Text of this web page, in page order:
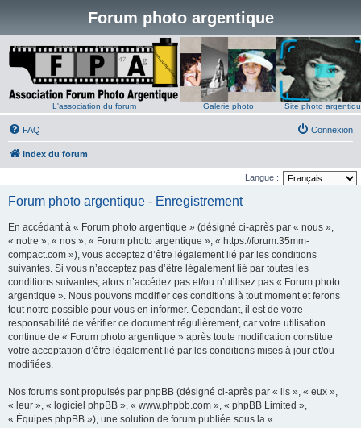
Forum photo argentique
L'association du forum Galerie photo Site photo
FAQ Connexion
Index du forum
Langue :
Forum photo argentique - Enregistrement
En accédant à « Forum photo argentique » (désigné ci-après par « nous »,
« notre », « nos », « Forum photo argentique », « https://forum.35mm-
compact.com »), vous acceptez d’être légalement lié par les conditions
suivantes. Si vous n’acceptez pas d’être légalement lié par toutes les
conditions suivantes, alors n’accédez pas et/ou n’utilisez pas « Forum photo
argentique ». Nous pouvons modifier ces conditions à tout moment et ferons
tout notre possible pour vous en informer. Cependant, il est de votre
responsabilité de vérifier ce document régulièrement, car votre utilisation
continue de « Forum photo argentique » après toute modification constitue
votre acceptation d’être légalement lié par les conditions mises à jour et/ou
modifiées.
Nos forums sont propulsés par phpBB (désigné ci-après par « ils », « eux »,
« leur », « logiciel phpBB », « www.phpbb.com », « phpBB Limited »,
« Équipes phpBB »), une solution de forum publiée sous la «